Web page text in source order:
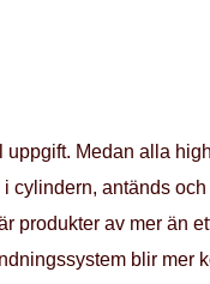
Medan alla
cylindern, antänds och
produkter av mer än
blir mer